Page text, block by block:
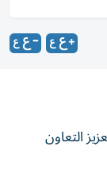
التعاون